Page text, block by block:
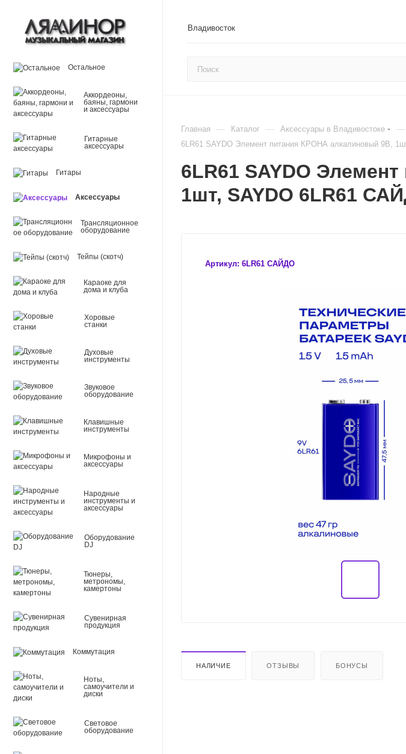
Владивосток
Остальное
Аккордеоны,
баяны, гармони
и аксессуары
Гитарные
аксессуары
Гитары
Аксессуары
Трансляционное
оборудование
Тейпы (скотч)
Караоке для
дома и клуба
Хоровые
станки
Духовые
инструменты
Звуковое
оборудование
Клавишные
инструменты
Микрофоны и
аксессуары
Народные
инструменты и
аксессуары
Оборудование
DJ
Тюнеры,
метрономы,
камертоны
Сувенирная
продукция
Коммутация
Ноты,
самоучители и
диски
Световое
оборудование
Главная — Каталог — Аксессуары в Владивостоке —
6LR61 SAYDO Элемент питания КРОНА алкалиновый 9В,
6LR61 SAYDO
1шт, SAYDO 6LR61
Артикул: 6LR61 САЙДО
НАЛИЧИЕ ОТЗЫВЫ БОНУСЫ